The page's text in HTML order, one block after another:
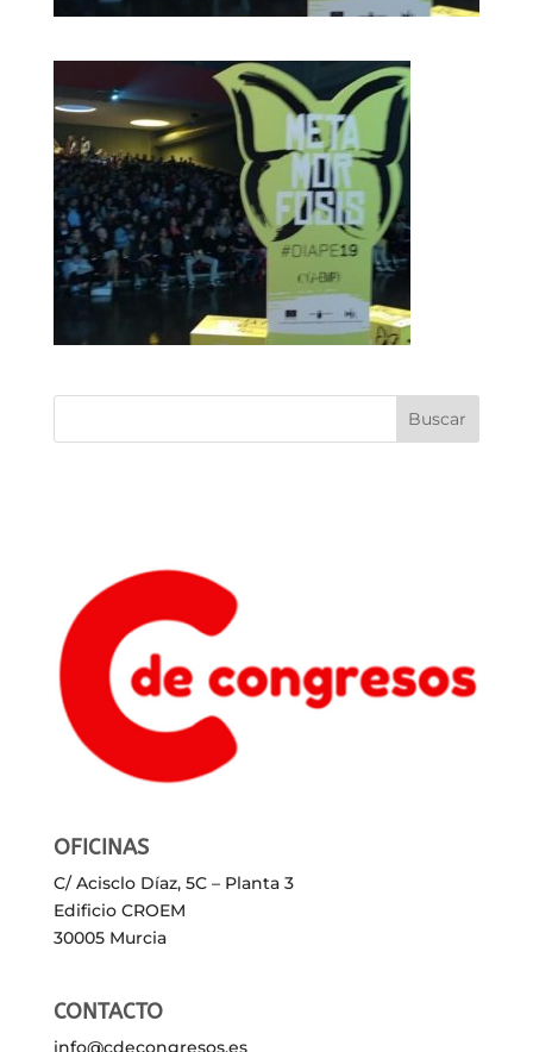
OFICINAS
C/ Acisclo Díaz, 5C – Planta 3
Edificio CROEM
30005 Murcia
CONTACTO